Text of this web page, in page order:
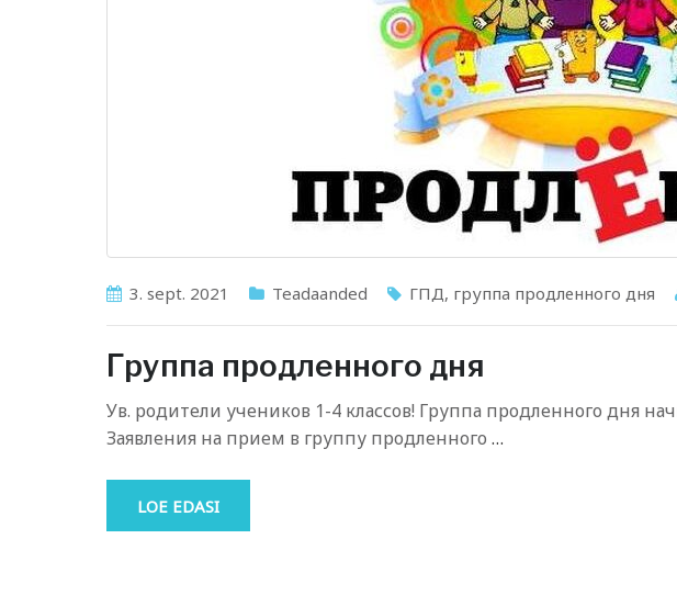
3. sept. 2021 Teadaanded ГПД, группа продленного дня
Группа продленного дня
Ув. родители учеников 1-4 классов! Группа продленного дня
Заявления на прием в группу продленного …
LOE EDASI